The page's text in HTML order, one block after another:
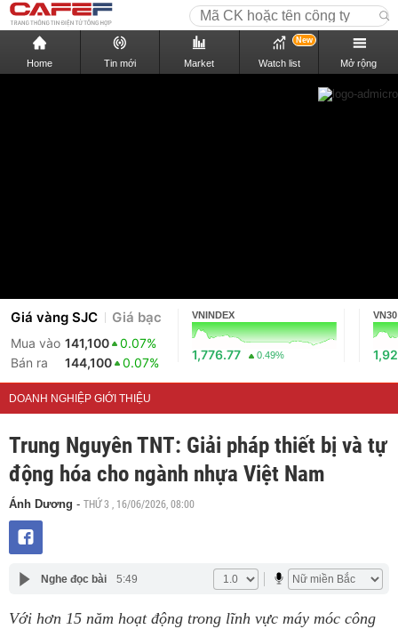
Home Tin mới Market Watch list
New
Mở rộng
Giá vàng SJC Giá bạc
Mua vào 141,100
0.07%
Bán ra
144,100 0.07%
VNINDEX
1,776.77 0.49%
VN30
DOANH NGHIỆP GIỚI THIỆU
Trung Nguyên TNT: Giải pháp thiết bị và tự
động hóa cho ngành nhựa Việt Nam
Ánh Dương - THỨ 3 , 16/06/2026, 08:00
Nghe đọc bài 5:49
Với hơn 15 năm hoạt động trong lĩnh vực máy móc công